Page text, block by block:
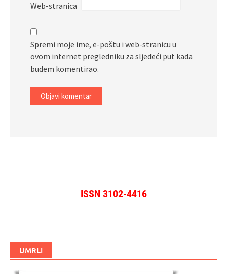
Web-stranica
Spremi moje ime, e-poštu i web-stranicu u
ovom internet pregledniku za sljedeći put kada
budem komentirao.
ISSN 3102-4416
UMRLI